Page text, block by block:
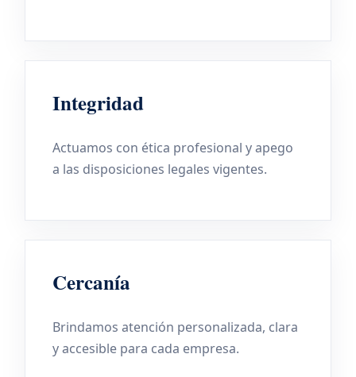
Integridad
Actuamos con ética profesional y apego
a las disposiciones legales vigentes.
Cercanía
Brindamos atención personalizada, clara
y accesible para cada empresa.